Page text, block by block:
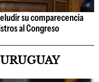
su comparecencia
al Congreso